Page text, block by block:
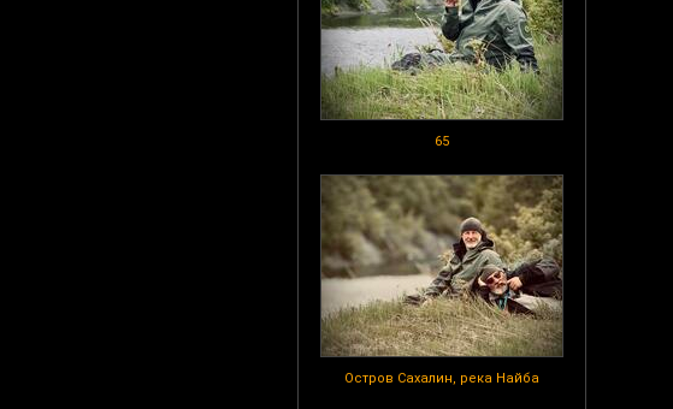
65
Остров Сахалин, река Найба